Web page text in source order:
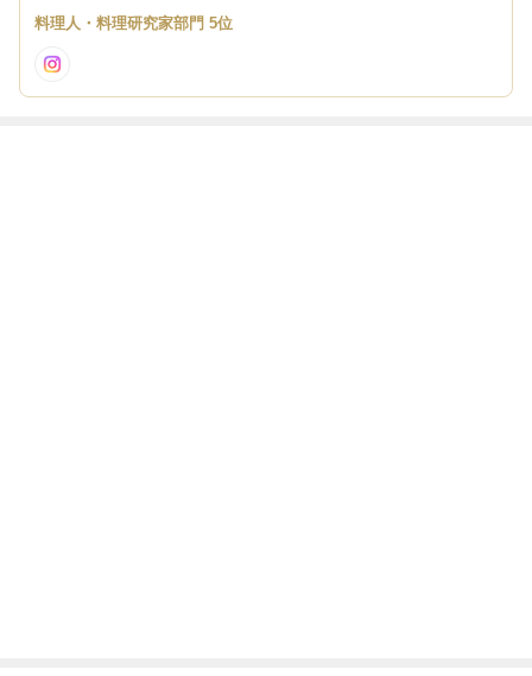
ーヒーでほっと一息♪ 幸せな時間です♪ そんな存在のブログになれ
たら・・・ と思います♪
料理人・料理研究家部門 5位